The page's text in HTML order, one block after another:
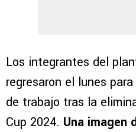
Los integrantes del
regresaron el lunes
de trabajo tras la
Cup 2024. Una imagen